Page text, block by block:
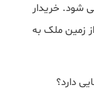
شود. خریدار
زمین ملک به
دارد؟